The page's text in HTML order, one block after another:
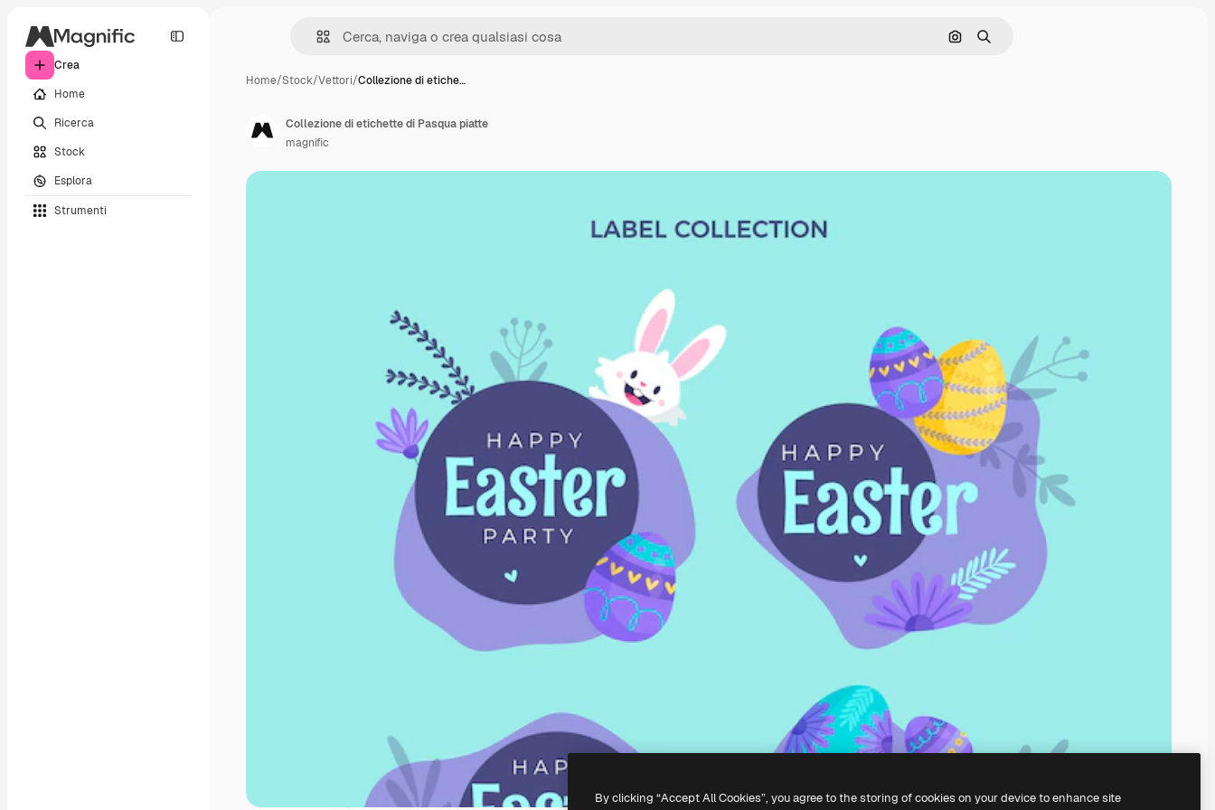
Crea
Home
Ricerca
Stock
Esplora
Strumenti
Cerca per immagine
Ricerca
Home/Stock/Vettori/Collezione di etiche…
Collezione di etichette di Pasqua piatte
magnific
By clicking “Accept All Cookies”, you agree to the storing of cookies on your device to enhance site